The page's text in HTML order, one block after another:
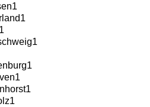
1
1
1
1
1
1
1
1